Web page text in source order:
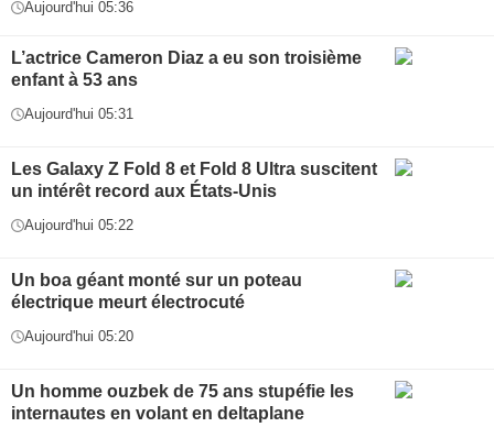
Aujourd'hui 05:36
L’actrice Cameron Diaz a eu son troisième
enfant à 53 ans
Aujourd'hui 05:31
Les Galaxy Z Fold 8 et Fold 8 Ultra suscitent
un intérêt record aux États-Unis
Aujourd'hui 05:22
Un boa géant monté sur un poteau
électrique meurt électrocuté
Aujourd'hui 05:20
Un homme ouzbek de 75 ans stupéfie les
internautes en volant en deltaplane